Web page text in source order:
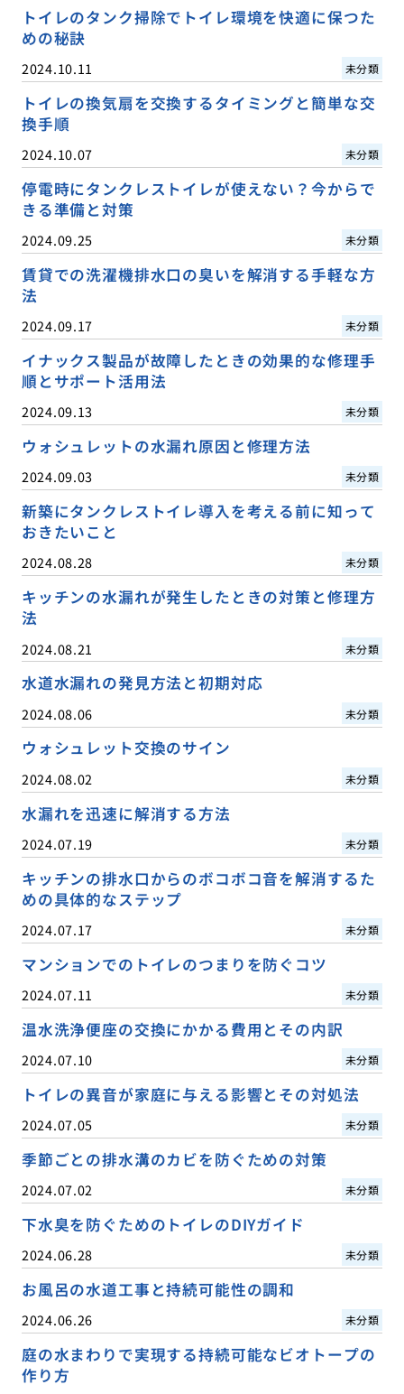
トイレのタンク掃除でトイレ環境を快適に保つた
めの秘訣
2024.10.11 未分類
トイレの換気扇を交換するタイミングと簡単な交
換手順
2024.10.07 未分類
停電時にタンクレストイレが使えない？今からで
きる準備と対策
2024.09.25 未分類
賃貸での洗濯機排水口の臭いを解消する手軽な方
法
2024.09.17 未分類
イナックス製品が故障したときの効果的な修理手
順とサポート活用法
2024.09.13 未分類
ウォシュレットの水漏れ原因と修理方法
2024.09.03 未分類
新築にタンクレストイレ導入を考える前に知って
おきたいこと
2024.08.28 未分類
キッチンの水漏れが発生したときの対策と修理方
法
2024.08.21 未分類
水道水漏れの発見方法と初期対応
2024.08.06 未分類
ウォシュレット交換のサイン
2024.08.02 未分類
水漏れを迅速に解消する方法
2024.07.19 未分類
キッチンの排水口からのボコボコ音を解消するた
めの具体的なステップ
2024.07.17 未分類
マンションでのトイレのつまりを防ぐコツ
2024.07.11 未分類
温水洗浄便座の交換にかかる費用とその内訳
2024.07.10 未分類
トイレの異音が家庭に与える影響とその対処法
2024.07.05 未分類
季節ごとの排水溝のカビを防ぐための対策
2024.07.02 未分類
下水臭を防ぐためのトイレのDIYガイド
2024.06.28 未分類
お風呂の水道工事と持続可能性の調和
2024.06.26 未分類
庭の水まわりで実現する持続可能なビオトープの
作り方